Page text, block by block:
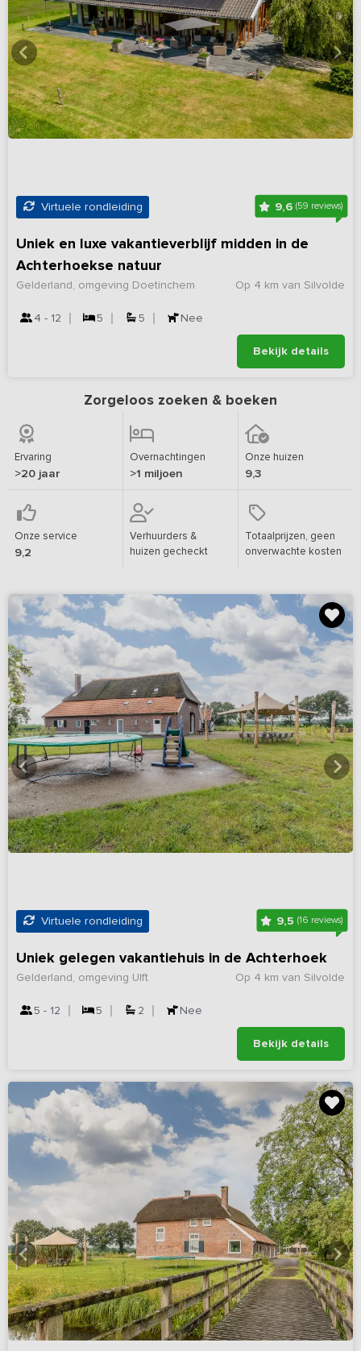
Virtuele rondleiding 9,6 (59 reviews)
Uniek en luxe vakantieverblijf midden in de
Achterhoekse natuur
Op 4 km van Silvolde
Gelderland, omgeving Doetinchem
4 - 12 5 5 Nee
Bekijk details
Zorgeloos zoeken & boeken
Ervaring
>20 jaar
Overnachtingen
>1 miljoen
Onze huizen
9,3
Onze service
9,2
Verhuurders &
huizen gecheckt
Totaalprijzen, geen
onverwachte kosten
Virtuele rondleiding 9,5(16 reviews)
Uniek gelegen vakantiehuis in de Achterhoek
Op 4 km van Silvolde
Gelderland, omgeving Ulft
5 - 12 5 2 Nee
Bekijk details